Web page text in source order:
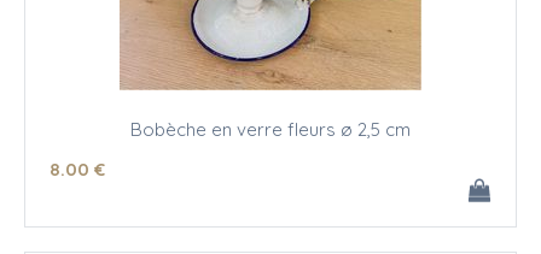
Bobèche en verre fleurs ø 2,5 cm
8.00 €